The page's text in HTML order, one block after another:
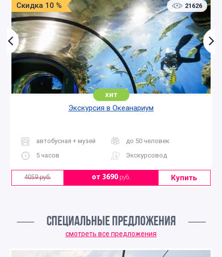
Скидка 10 % 21626
хит
Экскурсия в Океанариум
автобусная + музей
до 50 человек
5 часов
Экскурсовод
4059 руб. от 3690руб. Купить
СПЕЦИАЛЬНЫЕ ПРЕДЛОЖЕНИЯ
смотреть все предложения